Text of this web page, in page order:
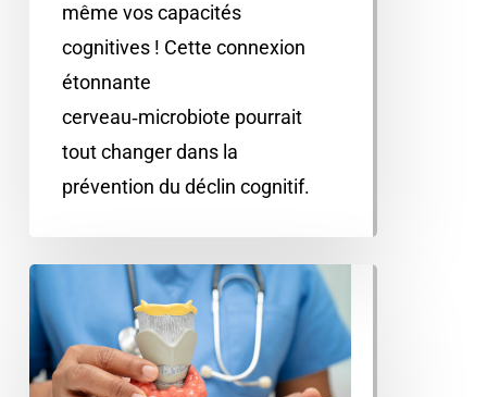
même vos capacités
cognitives ! Cette connexion
étonnante
cerveau‑microbiote pourrait
tout changer dans la
prévention du déclin cognitif.